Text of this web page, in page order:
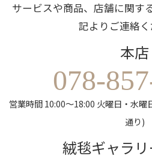
サービスや商品、店舗に関す
記よりご連絡く
本店
078-
営業時間 10:00～18:00 火曜日・水
通り)
絨毯ギャラ